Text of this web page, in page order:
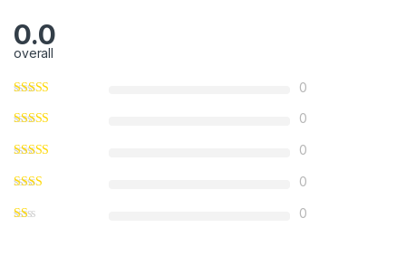
0.0
overall
0
0
0
0
0